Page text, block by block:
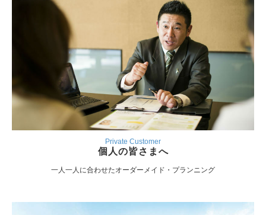
Private Customer
個人の皆さまへ
一人一人に合わせたオーダーメイド・プランニング